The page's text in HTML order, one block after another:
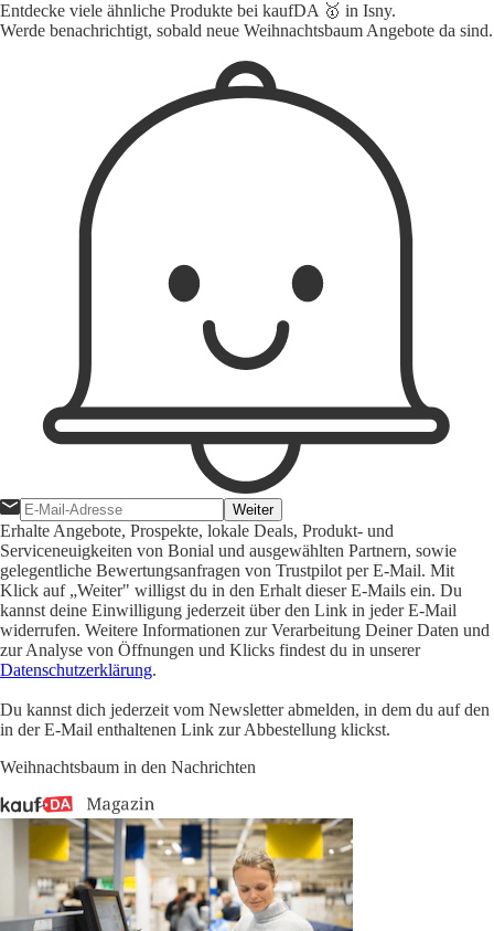
Entdecke viele ähnliche Produkte bei kaufDA 🥇 in Isny.
Werde benachrichtigt, sobald neue Weihnachtsbaum Angebote da sind.
Weiter
Erhalte Angebote, Prospekte, lokale Deals, Produkt- und
Serviceneuigkeiten von Bonial und ausgewählten Partnern, sowie
gelegentliche Bewertungsanfragen von Trustpilot per E-Mail. Mit
Klick auf „Weiter" willigst du in den Erhalt dieser E-Mails ein. Du
kannst deine Einwilligung jederzeit über den Link in jeder E-Mail
widerrufen. Weitere Informationen zur Verarbeitung Deiner Daten und
zur Analyse von Öffnungen und Klicks findest du in unserer
Datenschutzerklärung.
Du kannst dich jederzeit vom Newsletter abmelden, in dem du auf den
in der E-Mail enthaltenen Link zur Abbestellung klickst.
Weihnachtsbaum in den Nachrichten